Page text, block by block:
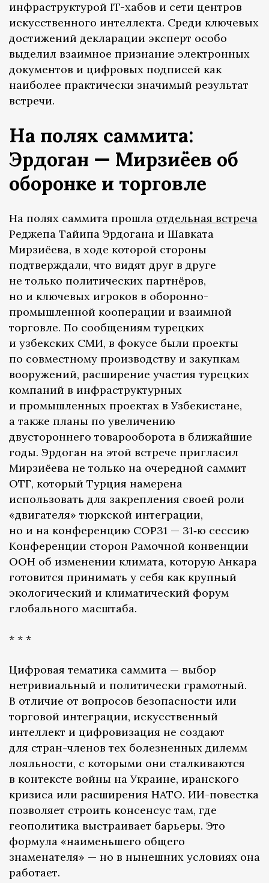
инфраструктурой IT-хабов и сети центров
искусственного интеллекта. Среди ключевых
достижений декларации эксперт особо
выделил взаимное признание электронных
документов и цифровых подписей как
наиболее практически значимый результат
встречи.
На полях саммита:
Эрдоган — Мирзиёев об
оборонке и торговле
На полях саммита прошла отдельная встреча
Реджепа Тайипа Эрдогана и Шавката
Мирзиёева, в ходе которой стороны
подтверждали, что видят друг в друге
не только политических партнёров,
но и ключевых игроков в оборонно-
промышленной кооперации и взаимной
торговле. По сообщениям турецких
и узбекских СМИ, в фокусе были проекты
по совместному производству и закупкам
вооружений, расширение участия турецких
компаний в инфраструктурных
и промышленных проектах в Узбекистане,
а также планы по увеличению
двустороннего товарооборота в ближайшие
годы. Эрдоган на этой встрече пригласил
Мирзиёева не только на очередной саммит
ОТГ, который Турция намерена
использовать для закрепления своей роли
«двигателя» тюркской интеграции,
но и на конференцию COP31 — 31‑ю сессию
Конференции сторон Рамочной конвенции
ООН об изменении климата, которую Анкара
готовится принимать у себя как крупный
экологический и климатический форум
глобального масштаба.
* * *
Цифровая тематика саммита — выбор
нетривиальный и политически грамотный.
В отличие от вопросов безопасности или
торговой интеграции, искусственный
интеллект и цифровизация не создают
для стран-членов тех болезненных дилемм
лояльности, с которыми они сталкиваются
в контексте войны на Украине, иранского
кризиса или расширения НАТО. ИИ-повестка
позволяет строить консенсус там, где
геополитика выстраивает барьеры. Это
формула «наименьшего общего
знаменателя» — но в нынешних условиях она
работает.